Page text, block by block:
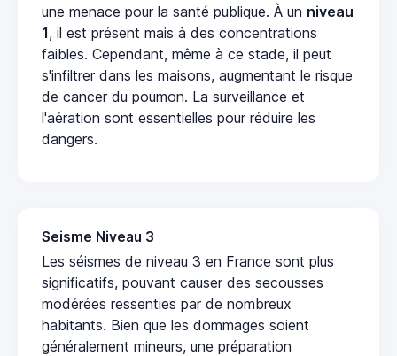
une menace pour la santé publique. À un niveau
1, il est présent mais à des concentrations
faibles. Cependant, même à ce stade, il peut
s'infiltrer dans les maisons, augmentant le risque
de cancer du poumon. La surveillance et
l'aération sont essentielles pour réduire les
dangers.
Seisme Niveau 3
Les séismes de niveau 3 en France sont plus
significatifs, pouvant causer des secousses
modérées ressenties par de nombreux
habitants. Bien que les dommages soient
généralement mineurs, une préparation